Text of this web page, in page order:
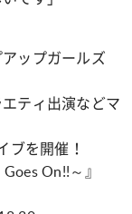
ップガールズ
ティ出演などマ
ブを開催！
On!!～』